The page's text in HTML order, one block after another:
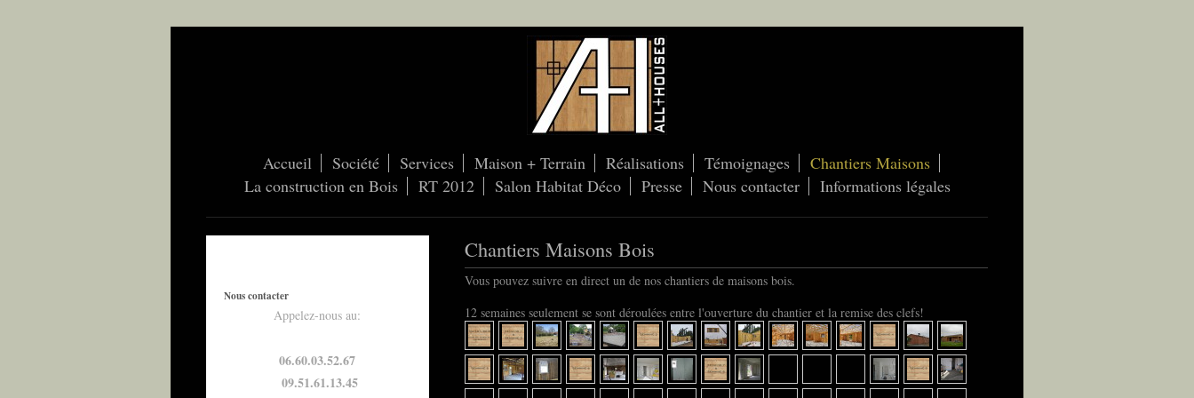
Accueil Société Services Maison + Terrain Réalisations Témoignages
Chantiers Maisons
La construction en Bois
RT 2012 Salon Habitat Déco Presse Nous contacter Informations légales
Chantiers Maisons Bois
Vous pouvez suivre en direct un de nos chantiers de maisons bois.
12 semaines seulement se sont déroulées entre l'ouverture du chantier et la remise des clefs!
Nous contacter
Appelez-nous au:
06.60.03.52.67
09.51.61.13.45